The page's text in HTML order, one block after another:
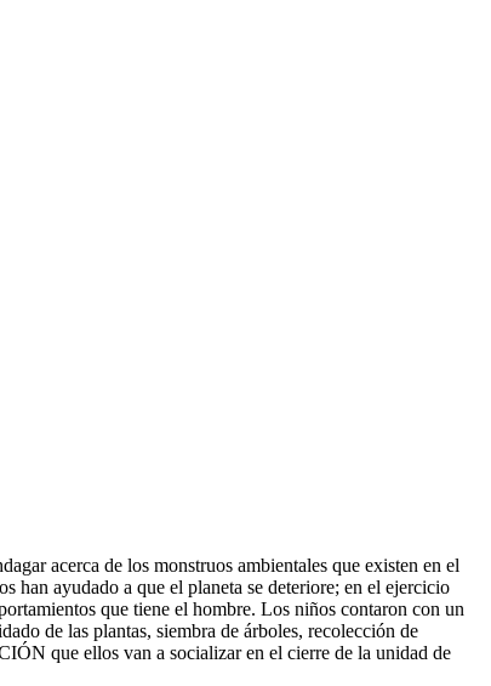
acerca de los monstruos ambientales que existen en el
han ayudado a que el planeta se deteriore; en el ejercicio
que tiene el hombre. Los niños contaron con un
de las plantas, siembra de árboles, recolección de
que ellos van a socializar en el cierre de la unidad de